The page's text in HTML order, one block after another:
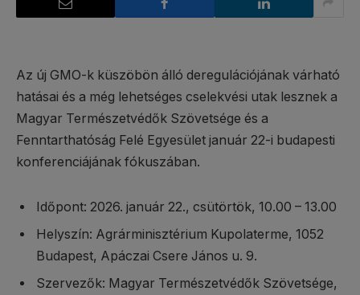
Az új GMO-k küszöbön álló deregulációjának várható
hatásai és a még lehetséges cselekvési utak lesznek a
Magyar Természetvédők Szövetsége és a
Fenntarthatóság Felé Egyesület január 22-i budapesti
konferenciájának fókuszában.
Időpont: 2026. január 22., csütörtök, 10.00 – 13.00
Helyszín: Agrárminisztérium Kupolaterme, 1052
Budapest, Apáczai Csere János u. 9.
Szervezők: Magyar Természetvédők Szövetsége,